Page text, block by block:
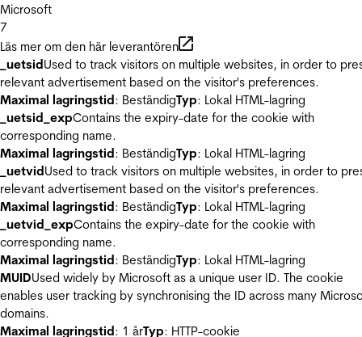
Microsoft
7
Läs mer om den här leverantören
_uetsidUsed to track visitors on multiple websites, in order to
relevant advertisement based on the visitor's preferences.
Maximal lagringstid: BeständigTyp: Lokal HTML-lagring
_uetsid_expContains the expiry-date for the cookie with
corresponding name.
Maximal lagringstid: BeständigTyp: Lokal HTML-lagring
_uetvidUsed to track visitors on multiple websites, in order to
relevant advertisement based on the visitor's preferences.
Maximal lagringstid: BeständigTyp: Lokal HTML-lagring
_uetvid_expContains the expiry-date for the cookie with
corresponding name.
Maximal lagringstid: BeständigTyp: Lokal HTML-lagring
MUIDUsed widely by Microsoft as a unique user ID. The cookie
enables user tracking by synchronising the ID across many
domains.
Maximal lagringstid: 1 årTyp: HTTP-cookie